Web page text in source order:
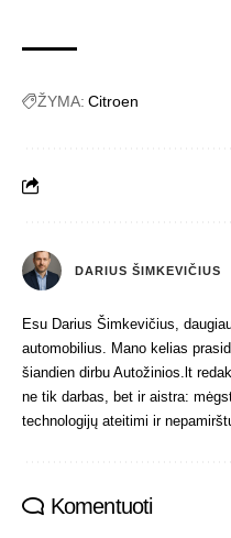
ŽYMA: Citroen
DARIUS ŠIMKEVIČIUS
Esu Darius Šimkevičius,
automobilius. Mano kelias
šiandien dirbu Autožinios.lt
ne tik darbas, bet ir aistra:
technologijų ateitimi ir
Komentuoti